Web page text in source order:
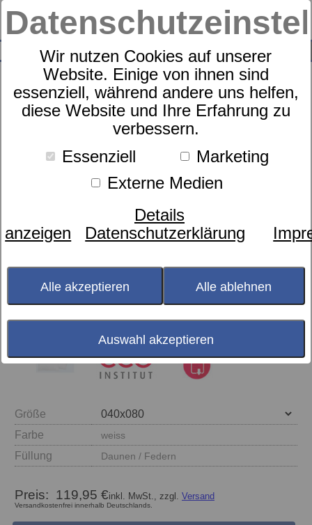
Wir nutzen Cookies auf unserer
Website. Einige von ihnen sind
essenziell, während andere uns helfen,
diese Website und Ihre Erfahrung zu
verbessern.
Essenziell
Marketing
Externe Medien
Details
anzeigen
Datenschutzerklärung
Alle akzeptieren Alle ablehnen
Auswahl akzeptieren
SUCHE
0
Kissen
dormabell 3-Kammer
Größe
Farbe
weiss
Füllung Daunen / Federn
Preis: 119,95 €inkl. MwSt., zzgl. Versand
Versandkostenfrei innerhalb Deutschlands.